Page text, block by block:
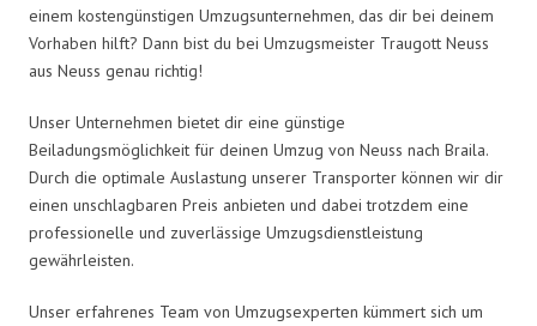
einem kostengünstigen Umzugsunternehmen, das dir bei deinem
Vorhaben hilft? Dann bist du bei Umzugsmeister Traugott Neuss
aus Neuss genau richtig!
Unser Unternehmen bietet dir eine günstige
Beiladungsmöglichkeit für deinen Umzug von Neuss nach Braila.
Durch die optimale Auslastung unserer Transporter können wir dir
einen unschlagbaren Preis anbieten und dabei trotzdem eine
professionelle und zuverlässige Umzugsdienstleistung
gewährleisten.
Unser erfahrenes Team von Umzugsexperten kümmert sich um